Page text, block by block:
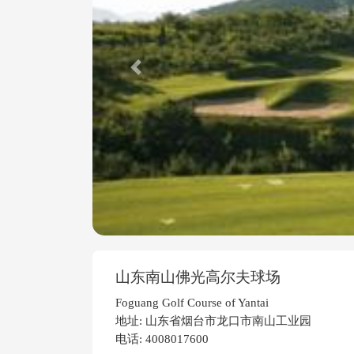
Previous
山东南山佛光高尔夫球场
Foguang Golf Course of Yantai
地址: 山东省烟台市龙口市南山工业园
电话: 4008017600